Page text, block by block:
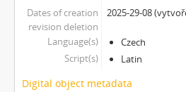
Dates of creation
revision deletion
2025-29-08
Language(s)
Czech
Script(s)
Latin
Digital object metadata